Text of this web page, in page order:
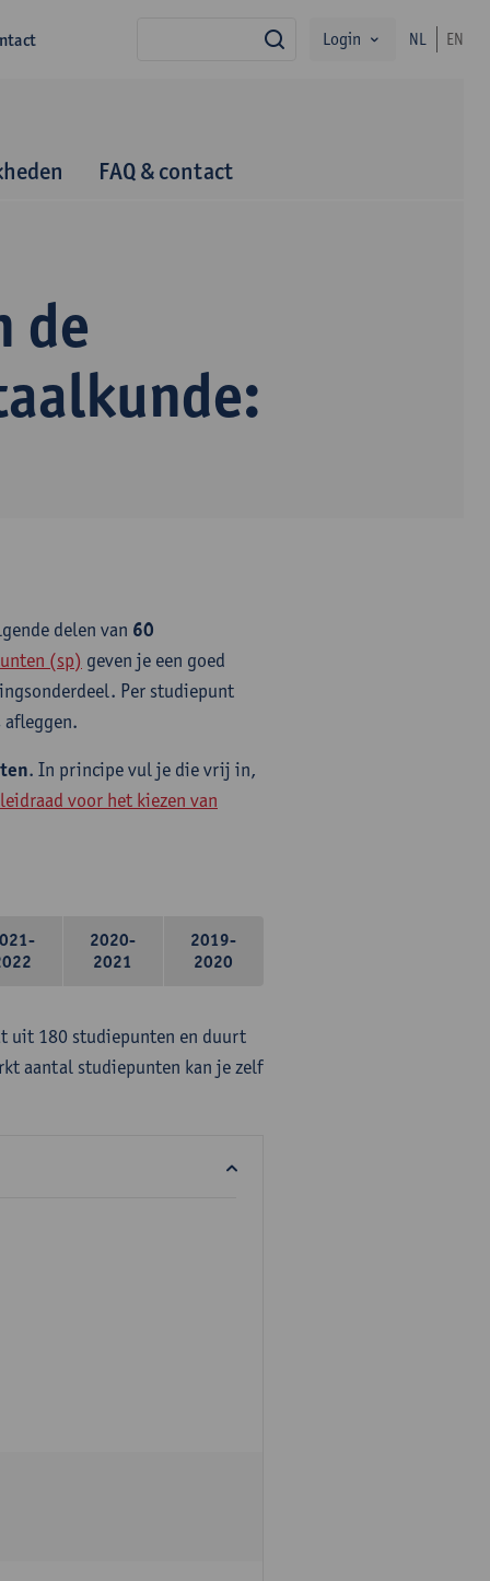
zoekLogin NL EN
FAQ & contact
de
delen van 60
(sp) geven je een goed
Per studiepunt
afleggen.
. In principe vul je die vrij in,
leidraad voor het kiezen van
2020-
2021
2019-
2020
uit 180 studiepunten en duurt
aantal studiepunten kan je zelf